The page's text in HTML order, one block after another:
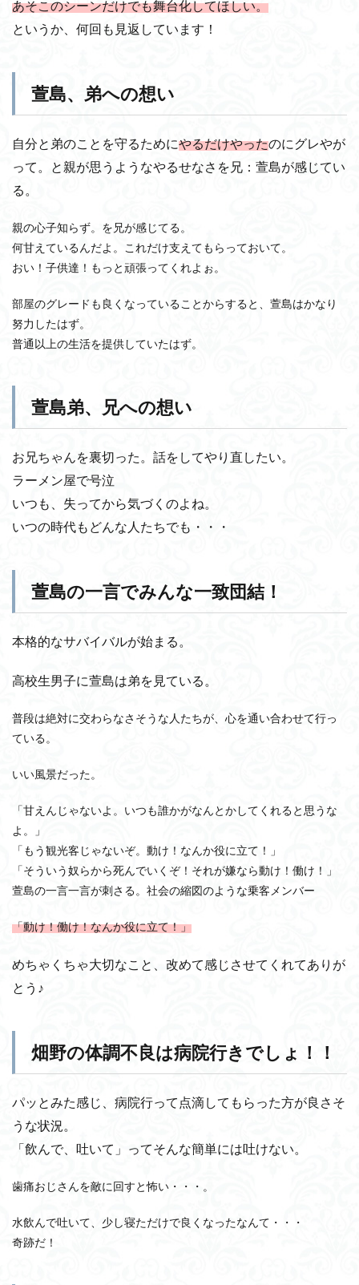
あそこのシーンだけでも舞台化してほしい。
というか、何回も見返しています！
萱島、弟への想い
自分と弟のことを守るためにやるだけやったのにグレやが
って。と親が思うようなやるせなさを兄：萱島が感じてい
る。
親の心子知らず。を兄が感じてる。
何甘えているんだよ。これだけ支えてもらっておいて。
おい！子供達！もっと頑張ってくれよぉ。
部屋のグレードも良くなっていることからすると、萱島はかなり
努力したはず。
普通以上の生活を提供していたはず。
萱島弟、兄への想い
お兄ちゃんを裏切った。話をしてやり直したい。
ラーメン屋で号泣
いつも、失ってから気づくのよね。
いつの時代もどんな人たちでも・・・
萱島の一言でみんな一致団結！
本格的なサバイバルが始まる。
高校生男子に萱島は弟を見ている。
普段は絶対に交わらなさそうな人たちが、心を通い合わせて行っ
ている。
いい風景だった。
「甘えんじゃないよ。いつも誰かがなんとかしてくれると思うな
よ。」
「もう観光客じゃないぞ。動け！なんか役に立て！」
「そういう奴らから死んでいくぞ！それが嫌なら動け！働け！」
萱島の一言一言が刺さる。社会の縮図のような乗客メンバー
「動け！働け！なんか役に立て！」
めちゃくちゃ大切なこと、改めて感じさせてくれてありが
とう♪
畑野の体調不良は病院行きでしょ！！
パッとみた感じ、病院行って点滴してもらった方が良さそ
うな状況。
「飲んで、吐いて」ってそんな簡単には吐けない。
歯痛おじさんを敵に回すと怖い・・・。
水飲んで吐いて、少し寝ただけで良くなったなんて・・・
奇跡だ！